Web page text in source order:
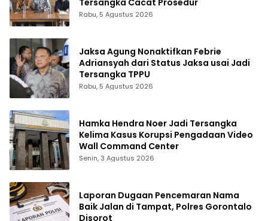
Tersangka Cacat Prosedur
Rabu, 5 Agustus 2026
Jaksa Agung Nonaktifkan Febrie
Adriansyah dari Status Jaksa usai Jadi
Tersangka TPPU
Rabu, 5 Agustus 2026
Hamka Hendra Noer Jadi Tersangka
Kelima Kasus Korupsi Pengadaan Video
Wall Command Center
Senin, 3 Agustus 2026
Laporan Dugaan Pencemaran Nama
Baik Jalan di Tampat, Polres Gorontalo
Disorot